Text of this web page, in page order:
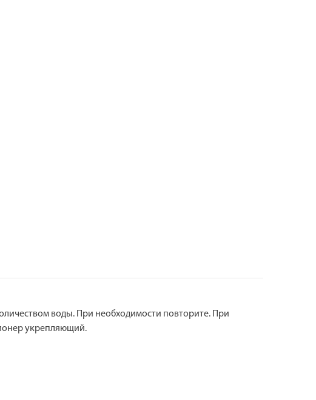
воды. При необходимости повторите. При
укрепляющий.